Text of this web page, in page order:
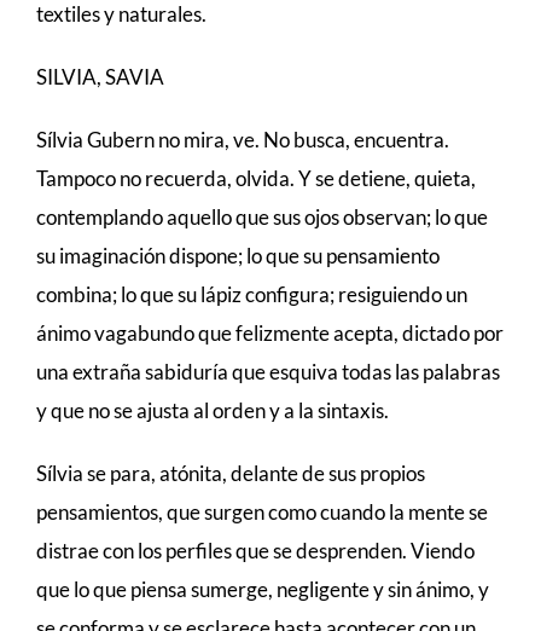
textiles y naturales.
SILVIA, SAVIA
Sílvia Gubern no mira, ve. No busca, encuentra.
Tampoco no recuerda, olvida. Y se detiene, quieta,
contemplando aquello que sus ojos observan; lo que
su imaginación dispone; lo que su pensamiento
combina; lo que su lápiz configura; resiguiendo un
ánimo vagabundo que felizmente acepta, dictado por
una extraña sabiduría que esquiva todas las palabras
y que no se ajusta al orden y a la sintaxis.
Sílvia se para, atónita, delante de sus propios
pensamientos, que surgen como cuando la mente se
distrae con los perfiles que se desprenden. Viendo
que lo que piensa sumerge, negligente y sin ánimo, y